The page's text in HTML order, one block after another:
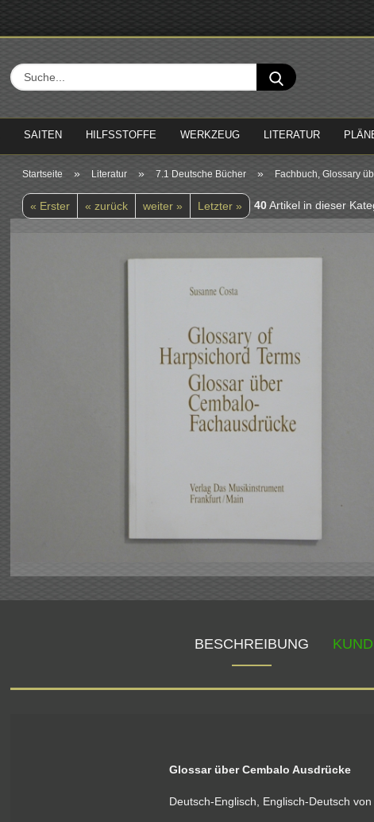
Suche...
SAITEN HILFSSTOFFE WERKZEUG LITERATUR
Startseite » Literatur » 7.1 Deutsche Bücher » Fachbuch, Glossary
« Erster « zurück weiter » Letzter » 40Artikel in dieser
BESCHREIBUNG
Glossar über Cembalo Ausdrücke
Deutsch-Englisch, Englisch-Deutsch von